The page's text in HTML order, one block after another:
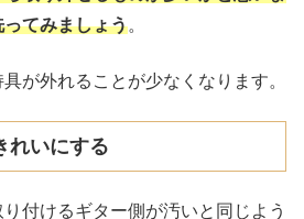
てみましょう。
が外れることが少なくなります。
れいにする
付けるギター側が汚いと同じよう